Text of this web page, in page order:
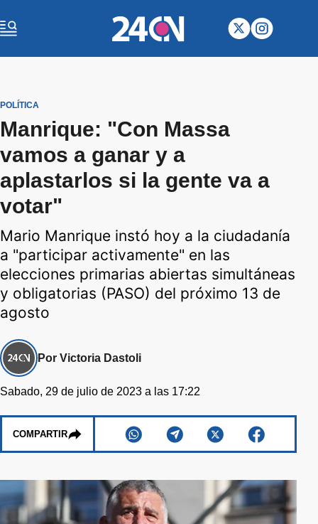
POLÍTICA
Manrique: "Con Massa
vamos a ganar y a
aplastarlos si la gente va a
votar"
Mario Manrique instó hoy a la ciudadanía
a "participar activamente" en las
elecciones primarias abiertas simultáneas
y obligatorias (PASO) del próximo 13 de
agosto
Por Victoria Dastoli
Sabado, 29 de julio de 2023 a las 17:22
COMPARTIR